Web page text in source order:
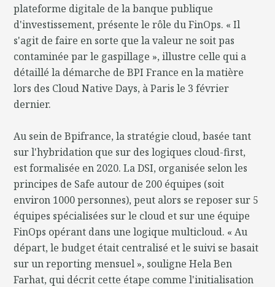
plateforme digitale de la banque publique
d'investissement, présente le rôle du FinOps. « Il
s'agit de faire en sorte que la valeur ne soit pas
contaminée par le gaspillage », illustre celle qui a
détaillé la démarche de BPI France en la matière
lors des Cloud Native Days, à Paris le 3 février
dernier.
Au sein de Bpifrance, la stratégie cloud, basée tant
sur l'hybridation que sur des logiques cloud-first,
est formalisée en 2020. La DSI, organisée selon les
principes de Safe autour de 200 équipes (soit
environ 1000 personnes), peut alors se reposer sur 5
équipes spécialisées sur le cloud et sur une équipe
FinOps opérant dans une logique multicloud. « Au
départ, le budget était centralisé et le suivi se basait
sur un reporting mensuel », souligne Hela Ben
Farhat, qui décrit cette étape comme l'initialisation